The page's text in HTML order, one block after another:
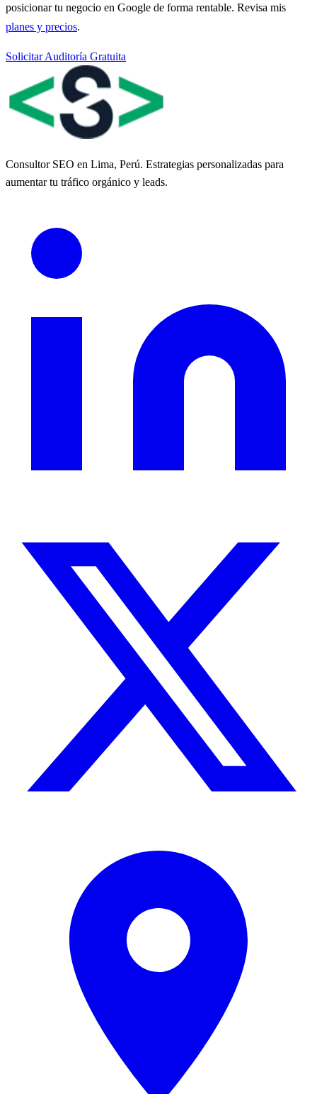
posicionar tu negocio en Google de forma rentable. Revisa mis
planes y precios.
Solicitar Auditoría Gratuita
Consultor SEO en Lima, Perú. Estrategias personalizadas para
aumentar tu tráfico orgánico y leads.